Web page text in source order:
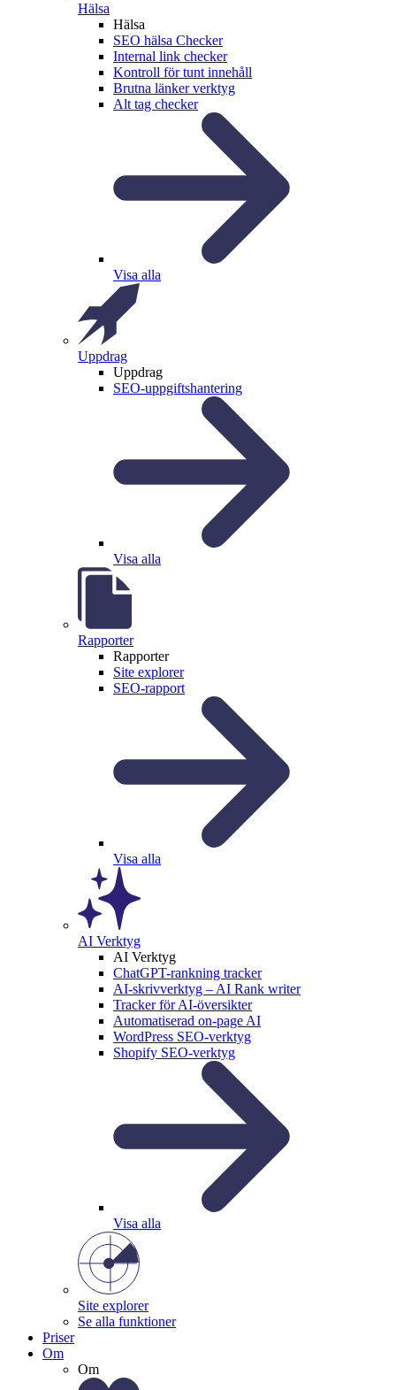
Hälsa
Hälsa
SEO hälsa Checker
Internal link checker
Kontroll för tunt innehåll
Brutna länker verktyg
Alt tag checker
Visa alla
Uppdrag
Uppdrag
SEO-uppgiftshantering
Visa alla
Rapporter
Rapporter
Site explorer
SEO-rapport
Visa alla
AI Verktyg
AI Verktyg
ChatGPT-rankning tracker
AI-skrivverktyg – AI Rank writer
Tracker för AI-översikter
Automatiserad on-page AI
WordPress SEO-verktyg
Shopify SEO-verktyg
Visa alla
Site explorer
Se alla funktioner
Priser
Om
Om